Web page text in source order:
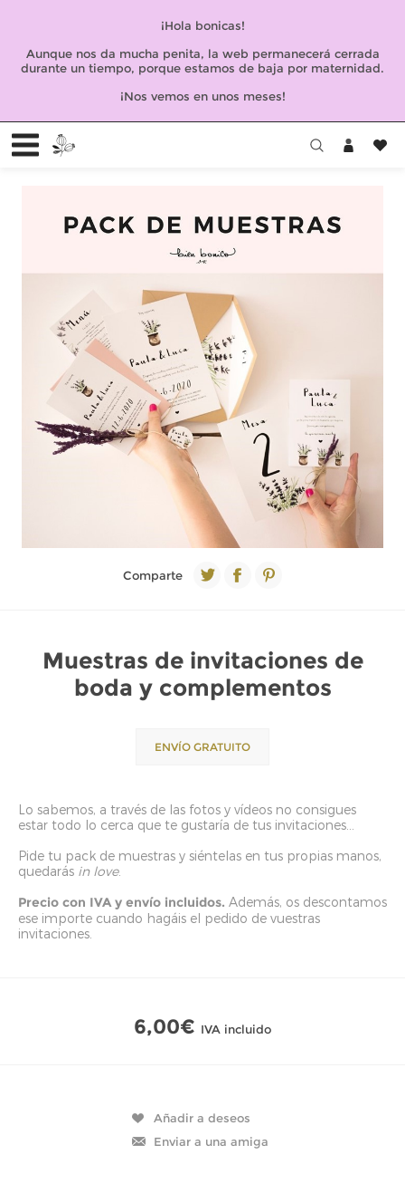
¡Hola bonicas!
Aunque nos da mucha penita, la web permanecerá cerrada
durante un tiempo, porque estamos de baja por maternidad.
¡Nos vemos en unos meses!
Comparte
Muestras de invitaciones de
boda y complementos
ENVÍO GRATUITO
Lo sabemos, a través de las fotos y vídeos no consigues
estar todo lo cerca que te gustaría de tus invitaciones...
Pide tu pack de muestras y siéntelas en tus propias manos,
quedarás in love.
Precio con IVA y envío incluidos. Además, os descontamos
ese importe cuando hagáis el pedido de vuestras
invitaciones.
6,00€ IVA incluido